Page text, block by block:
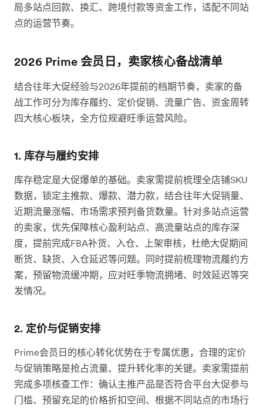
局多站点回款、换汇、跨境付款等资金工作，适配不同站
点的运营节奏。
2026 Prime 会员日，卖家核心备战清单
结合往年大促经验与2026年提前的档期节奏，卖家的备
战工作可分为库存履约、定价促销、流量广告、资金周转
四大核心板块，全方位规避旺季运营风险。
1. 库存与履约安排
库存稳定是大促爆单的基础。卖家需提前梳理全店铺SKU
数据，锁定主推款、爆款、潜力款，结合往年大促销量、
近期流量涨幅、市场需求预判备货数量。针对多站点运营
的卖家，优先保障核心盈利站点、高流量站点的库存深
度，提前完成FBA补货、入仓、上架审核，杜绝大促期间
断货、缺货、入仓延迟等问题。同时提前梳理物流履约方
案，预留物流缓冲期，应对旺季物流拥堵、时效延迟等突
发情况。
2. 定价与促销安排
Prime会员日的核心转化优势在于专属优惠，合理的定价
与促销策略是抢占流量、提升转化率的关键。卖家需提前
完成多项核查工作：确认主推产品是否符合平台大促参与
门槛、预留充足的价格折扣空间、根据不同站点的市场行